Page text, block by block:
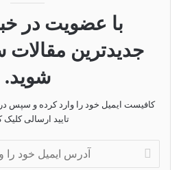
با عضویت در
جدیدترین مقالات
شوید.
کافیست ایمیل خود را وارد کرده و سپس
تایید ارسالی کلیک